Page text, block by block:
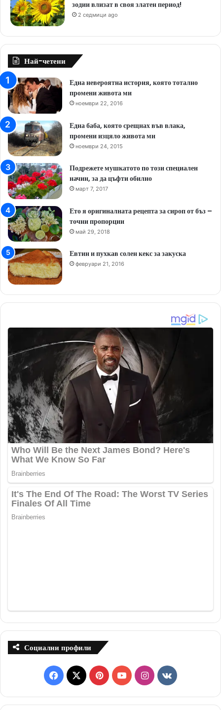
зодии влизат в своя златен период!
2 седмици ago
Най-четени
Една невероятна история, която тотално
промени живота ми
ноември 22, 2016
Една баба, която срещнах във влака,
промени изцяло живота ми
ноември 24, 2015
Подрежете мушкатото по този специален
начин, за да цъфти обилно
март 7, 2017
Ето я оригиналната рецепта за сироп от бъз –
точни пропорции
май 29, 2018
Евтин и пухкав солен кекс за закуска
февруари 21, 2016
Социални профили
F
a
X
P
i
Y
o
I
n
v
k